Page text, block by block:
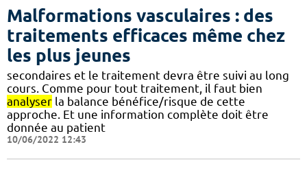
Malformations vasculaires : des
traitements efficaces même chez
les plus jeunes
secondaires et le traitement devra être suivi au long
cours. Comme pour tout traitement, il faut bien
analyser la balance bénéfice/risque de cette
approche. Et une information complète doit être
donnée au patient
10/06/2022 12:43